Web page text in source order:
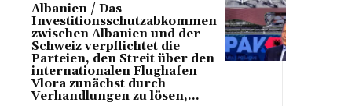
Albanien / Das
Investitionsschutzabkommen
zwischen Albanien und der
Schweiz verpflichtet die
Parteien, den Streit über den
internationalen Flughafen
Vlora zunächst durch
Verhandlungen zu lösen,...